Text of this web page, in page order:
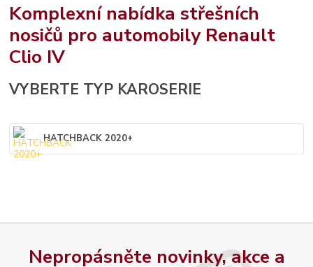
Komplexní nabídka střešních
nosičů pro automobily Renault
Clio IV
VYBERTE TYP KAROSERIE
HATCHBACK 2020+
Nepropásněte novinky, akce a